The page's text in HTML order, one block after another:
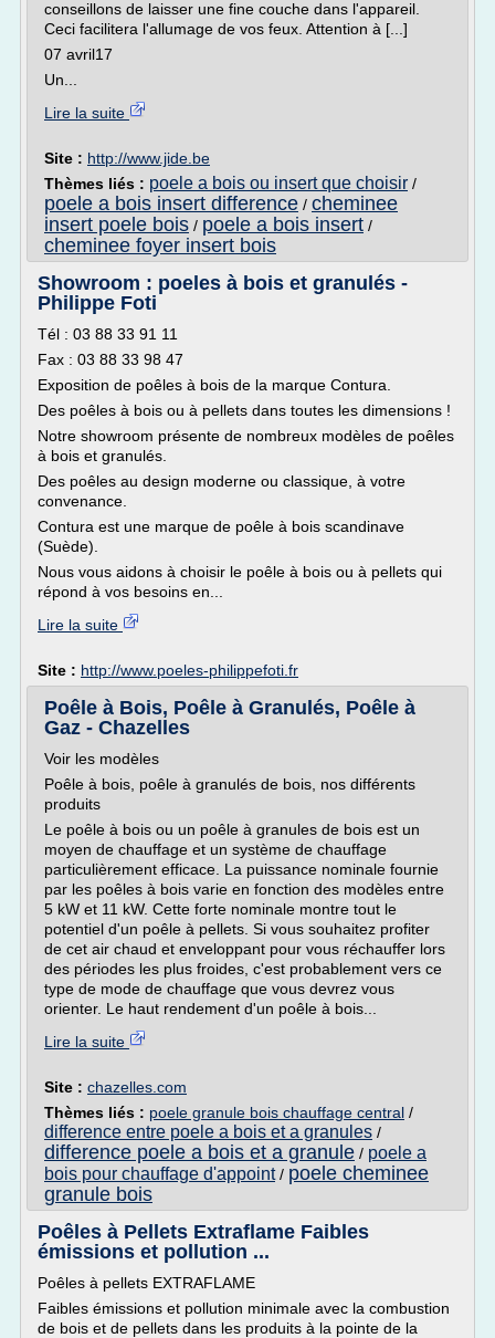
conseillons de laisser une fine couche dans l'appareil.
Ceci facilitera l'allumage de vos feux. Attention à [...]
07 avril17
Un...
Lire la suite
Site : http://www.jide.be
Thèmes liés : poele a bois ou insert que choisir /
poele a bois insert difference / cheminee
insert poele bois / poele a bois insert /
cheminee foyer insert bois
Showroom : poeles à bois et granulés -
Philippe Foti
Tél : 03 88 33 91 11
Fax : 03 88 33 98 47
Exposition de poêles à bois de la marque Contura.
Des poêles à bois ou à pellets dans toutes les dimensions !
Notre showroom présente de nombreux modèles de poêles
à bois et granulés.
Des poêles au design moderne ou classique, à votre
convenance.
Contura est une marque de poêle à bois scandinave
(Suède).
Nous vous aidons à choisir le poêle à bois ou à pellets qui
répond à vos besoins en...
Lire la suite
Site : http://www.poeles-philippefoti.fr
Poêle à Bois, Poêle à Granulés, Poêle à
Gaz - Chazelles
Voir les modèles
Poêle à bois, poêle à granulés de bois, nos différents
produits
Le poêle à bois ou un poêle à granules de bois est un
moyen de chauffage et un système de chauffage
particulièrement efficace. La puissance nominale fournie
par les poêles à bois varie en fonction des modèles entre
5 kW et 11 kW. Cette forte nominale montre tout le
potentiel d'un poêle à pellets. Si vous souhaitez profiter
de cet air chaud et enveloppant pour vous réchauffer lors
des périodes les plus froides, c'est probablement vers ce
type de mode de chauffage que vous devrez vous
orienter. Le haut rendement d'un poêle à bois...
Lire la suite
Site : chazelles.com
Thèmes liés : poele granule bois chauffage central /
difference entre poele a bois et a granules /
difference poele a bois et a granule / poele a
bois pour chauffage d'appoint/ poele cheminee
granule bois
Poêles à Pellets Extraflame Faibles
émissions et pollution ...
Poêles à pellets EXTRAFLAME
Faibles émissions et pollution minimale avec la combustion
de bois et de pellets dans les produits à la pointe de la